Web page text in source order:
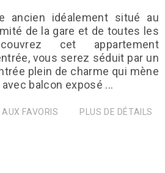
ancien idéalement situé au
de la gare et de toutes les
cet appartement
vous serez séduit par un
plein de charme qui mène
balcon exposé ...
FAVORIS PLUS DE DÉTAILS